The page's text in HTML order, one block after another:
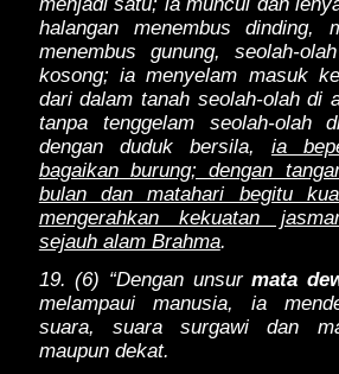
halangan menembus dinding,
menembus gunung, seolah-
kosong; ia menyelam masuk
dari dalam tanah seolah-olah di
tanpa tenggelam seolah-olah
dengan duduk bersila, ia
bagaikan burung; dengan
bulan dan matahari begitu
mengerahkan kekuatan
sejauh alam Brahma.
19. (6) “Dengan unsurmata
melampaui manusia, ia
suara, suara surgawi dan
maupun dekat.